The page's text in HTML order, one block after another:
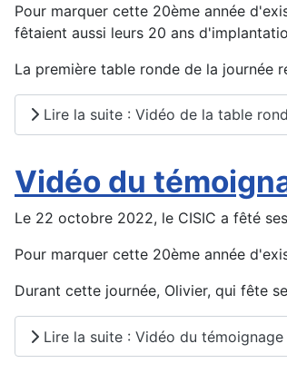
Pour marquer cette 20ème année
fêtaient aussi leurs 20 ans
La première table ronde de la journée
Lire la suite : Vidéo de la table
Vidéo du
Le 22 octobre 2022, le CISIC a fêté
Pour marquer cette 20ème année
Durant cette journée, Olivier, qui fête
Lire la suite : Vidéo du